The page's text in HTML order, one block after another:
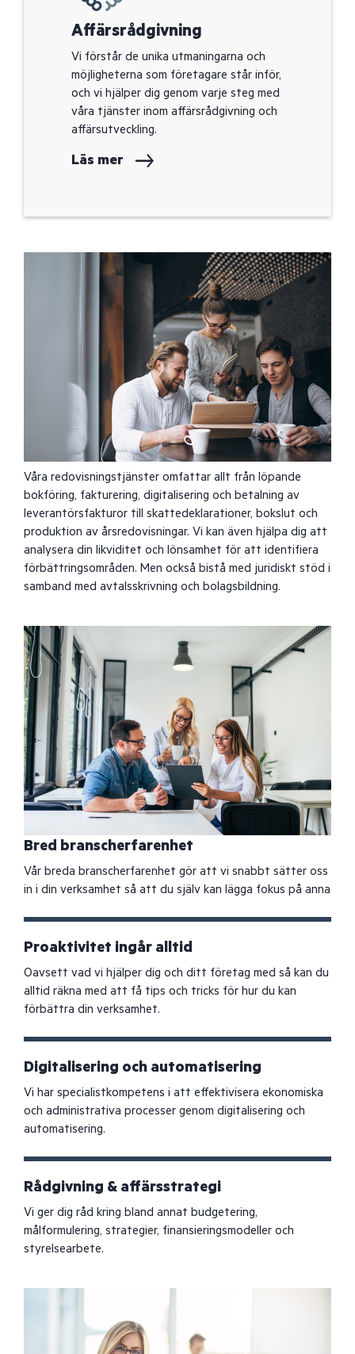
Affärsrådgivning
Vi förstår de unika utmaningarna och
möjligheterna som företagare står inför,
och vi hjälper dig genom varje steg med
våra tjänster inom affärsrådgivning och
affärsutveckling.
Läs mer
Våra redovisningstjänster omfattar allt från löpande
bokföring, fakturering, digitalisering och betalning av
leverantörsfakturor till skattedeklarationer, bokslut och
produktion av årsredovisningar. Vi kan även hjälpa dig att
analysera din likviditet och lönsamhet för att identifiera
förbättringsområden. Men också bistå med juridiskt stöd i
samband med avtalsskrivning och bolagsbildning.
Bred branscherfarenhet
Vår breda branscherfarenhet gör att vi snabbt sätter oss
in i din verksamhet så att du själv kan lägga fokus på anna
Proaktivitet ingår alltid
Oavsett vad vi hjälper dig och ditt företag med så kan du
alltid räkna med att få tips och tricks för hur du kan
förbättra din verksamhet.
Digitalisering och automatisering
Vi har specialistkompetens i att effektivisera ekonomiska
och administrativa processer genom digitalisering och
automatisering.
Rådgivning & affärsstrategi
Vi ger dig råd kring bland annat budgetering,
målformulering, strategier, finansieringsmodeller och
styrelsearbete.